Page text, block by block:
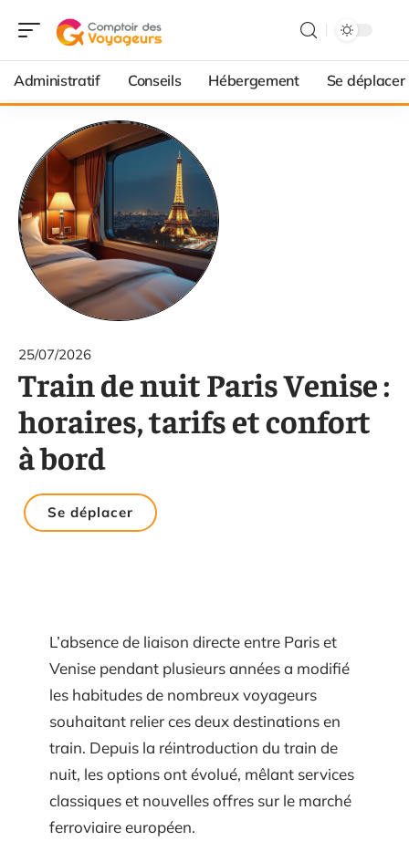
Administratif Conseils Hébergement Se déplacer
25/07/2026
Train de nuit Paris Venise :
horaires, tarifs et confort
à bord
Se déplacer
L’absence de liaison directe entre Paris et
Venise pendant plusieurs années a modifié
les habitudes de nombreux voyageurs
souhaitant relier ces deux destinations en
train. Depuis la réintroduction du train de
nuit, les options ont évolué, mêlant services
classiques et nouvelles offres sur le marché
ferroviaire européen.